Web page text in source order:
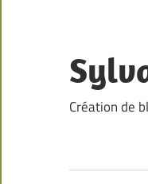
content
Création de